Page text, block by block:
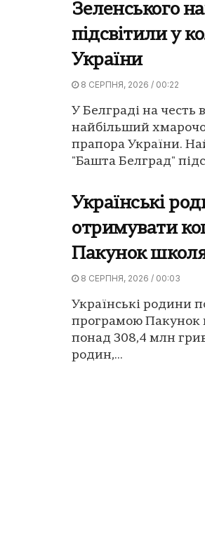
Зеленського
підсвітили у
України
8 СЕРПНЯ, 2026 / 00:22
У Белграді на честь
найбільший
прапора України.
"Башта Белград"
Українські
отримувати
Пакунок
8 СЕРПНЯ, 2026 / 00:03
Українські родини
програмою Пакунок
понад 308,4 млн
родин,...